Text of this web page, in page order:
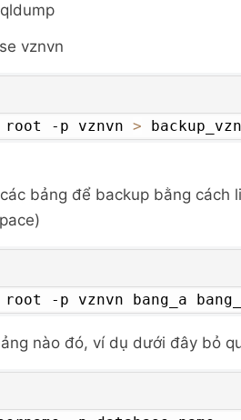
vznvn
root -p vznvn >
bảng để backup bằng cách
root -p vznvn bang_a
nào đó, ví dụ dưới đây bỏ